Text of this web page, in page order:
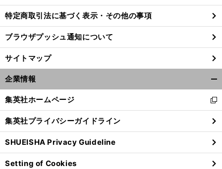
特定商取引法に基づく表示・その他の事項
ブラウザプッシュ通知について
サイトマップ
企業情報
閉
る
集英社ホームページ
新
し
い
ウ
ィ
ン
ド
集英社プライバシーガイドライン
SHUEISHA Privacy Guideline
Setting of Cookies